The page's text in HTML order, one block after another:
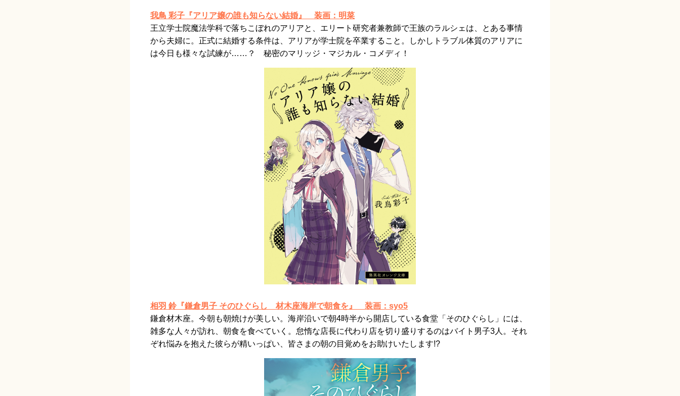
我鳥 彩子『アリア嬢の誰も知らない結婚』
装画：明菜
王立学士院魔法学科で落ちこぼれのアリアと、エリート研究者兼教師で王族のラルシェは、とある事情
から夫婦に。正式に結婚する条件は、アリアが学士院を卒業すること。しかしトラブル体質のアリアに
は今日も様々な試練が……？ 秘密のマリッジ・マジカル・コメディ！
相羽 鈴『鎌倉男子 そのひぐらし 材木座海岸で朝食を』
装画：syo5
鎌倉材木座。今朝も朝焼けが美しい。海岸沿いで朝4時半から開店している食堂「そのひぐらし」には、
雑多な人々が訪れ、朝食を食べていく。怠惰な店長に代わり店を切り盛りするのはバイト男子3人。それ
ぞれ悩みを抱えた彼らが精いっぱい、皆さまの朝の目覚めをお助けいたします!?